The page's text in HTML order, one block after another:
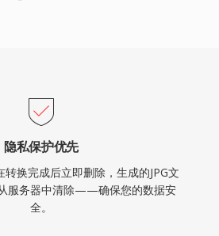
隐私保护优先
换完成后立即删除，生成的JPG文
服务器中清除——确保您的数据安
全。